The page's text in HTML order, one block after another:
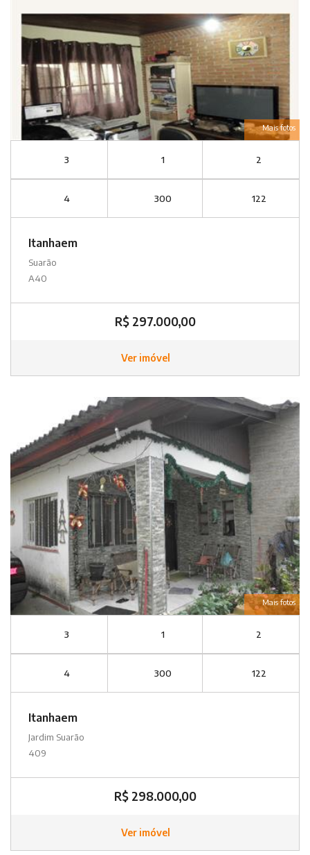
Mais fotos
3 1 2
4 300 122
Itanhaem
Suarão
A40
R$ 297.000,00
Ver imóvel
Mais fotos
3 1 2
4 300 122
Itanhaem
Jardim Suarão
409
R$ 298.000,00
Ver imóvel